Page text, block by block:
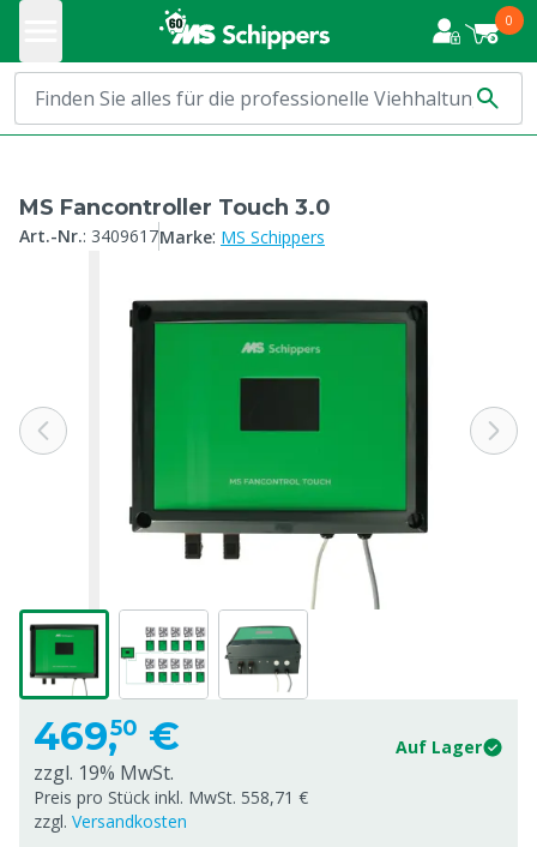
0
MS Fancontroller Touch 3.0
Art.-Nr.: 3409617Marke: MS Schippers
469,50 € Auf Lager
zzgl. 19% MwSt.
Preis pro Stück inkl. MwSt. 558,71 €
zzgl. Versandkosten